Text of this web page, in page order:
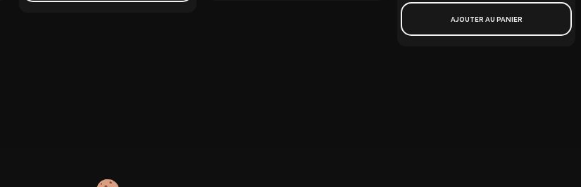
AJOUTER AU PANIER